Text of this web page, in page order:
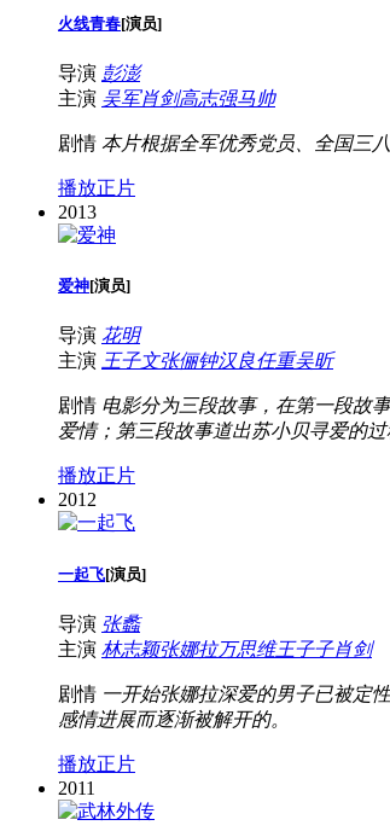
火线青春[演员]
导演 彭澎
主演 吴军肖剑高志强马帅
剧情 本片根据全军优秀党员、全国三
播放正片
2013
爱神[演员]
导演 花明
主演 王子文张俪钟汉良任重吴昕
剧情 电影分为三段故事，在第一段故
爱情；第三段故事道出苏小贝寻爱的
播放正片
2012
一起飞[演员]
导演 张蠡
主演 林志颖张娜拉万思维王子子肖剑
剧情 一开始张娜拉深爱的男子已被定
感情进展而逐渐被解开的。
播放正片
2011